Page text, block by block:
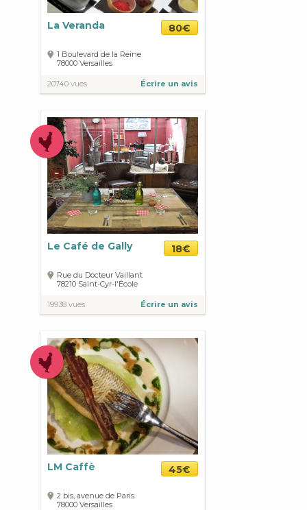
La Veranda 80€
1 Boulevard de la Reine
78000 Versailles
20740 vues Écrire un avis
Le Café de Gally 18€
Rue du Docteur Vaillant
78210 Saint-Cyr-l'École
19938 vues Écrire un avis
LM Caffè 45€
2 bis, avenue de Paris
78000 Versailles